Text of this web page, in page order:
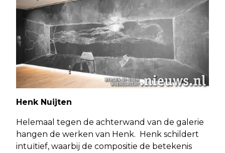
Henk Nuijten
Helemaal tegen de achterwand van de galerie
hangen de werken van Henk. Henk schildert
intuïtief, waarbij de compositie de betekenis